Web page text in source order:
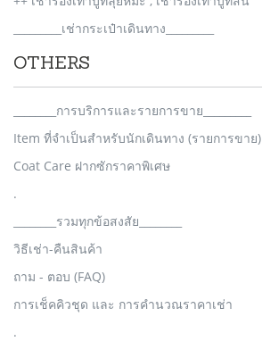
_________เช่ากระเป๋าเดินทาง_________
OTHERS
________การบริการและรายการขาย_________
Item ที่จำเป็นสำหรับนักเดินทาง (รายการขาย)
Coat Care ฝากซักราคาพิเศษ
.
________รวมทุกข้อสงสัย________
วิธีเช่า-คืนสินค้า
ถาม - ตอบ (FAQ)
การเช็คคิวชุด และ การคำนวณราคาเช่า
.